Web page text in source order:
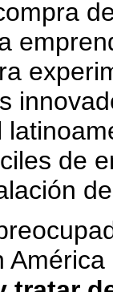
de